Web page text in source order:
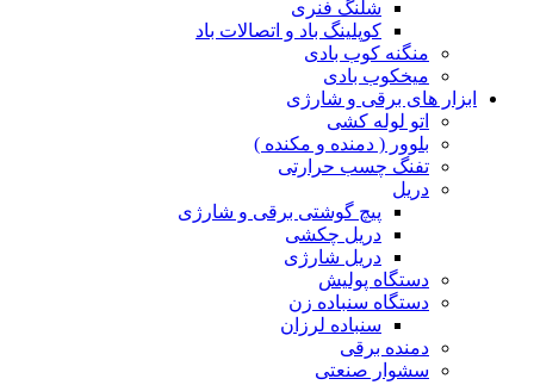
شلنگ فنری
کوپلینگ باد و اتصالات باد
منگنه کوب بادی
میخکوب بادی
ابزار های برقی و شارژی
اتو لوله کشی
بلوور ( دمنده و مکنده )
تفنگ چسب حرارتی
دریل
پیچ گوشتی برقی و شارژی
دریل چکشی
دریل شارژی
دستگاه پولیش
دستگاه سنباده زن
سنباده لرزان
دمنده برقی
سشوار صنعتی